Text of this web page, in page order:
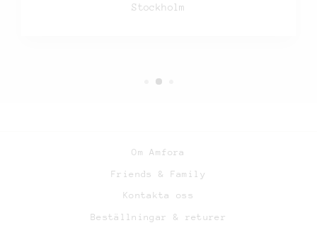
Stockholm
Om Amfora
Friends & Family
Kontakta oss
Beställningar & returer